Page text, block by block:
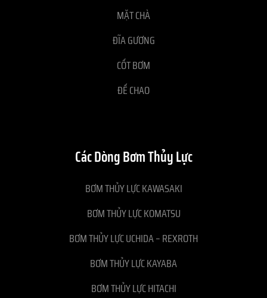
MẶT CHÀ
ĐĨA GƯƠNG
CỐT BƠM
ĐẾ CHAO
Các Dòng Bơm Thủy Lực
BƠM THỦY LỰC KAWASAKI
BƠM THỦY LỰC KOMATSU
BƠM THỦY LỰC UCHIDA – REXROTH
BƠM THỦY LỰC KAYABA
BƠM THỦY LỰC HITACHI